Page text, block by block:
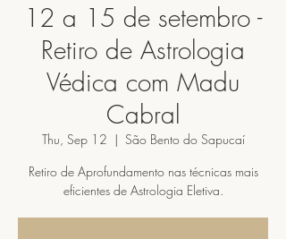
12 a 15 de setembro -
Retiro de Astrologia
Védica com Madu
Cabral
Thu, Sep 12
  |
São Bento do Sapucaí
Retiro de Aprofundamento nas técnicas mais
eficientes de Astrologia Eletiva.